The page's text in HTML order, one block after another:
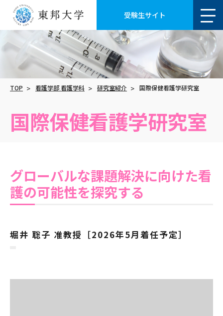
受験生サイト
グローバルな課題解決に向けた看
護の可能性を探究する
堀井 聡子 准教授［2026年5月着任予定］
TOP 看護学部 看護学科 研究室紹介 国際保健看護学研究室
国際保健看護学研究室